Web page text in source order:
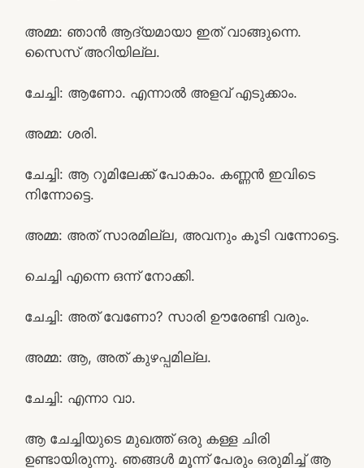
അമ്മ: ഞാൻ ആദ്യമായാ ഇത് വാങ്ങുന്നെ.
സൈസ് അറിയില്ല.
ചേച്ചി: ആണോ. എന്നാൽ അളവ് എടുക്കാം.
അമ്മ: ശരി.
ചേച്ചി: ആ റൂമിലേക്ക് പോകാം. കണ്ണൻ ഇവിടെ
നിന്നോട്ടെ.
അമ്മ: അത് സാരമില്ല, അവനും കൂടി വന്നോട്ടെ.
ചെച്ചി എന്നെ ഒന്ന് നോക്കി.
ചേച്ചി: അത് വേണോ? സാരി ഊരേണ്ടി വരും.
അമ്മ: ആ, അത് കുഴപ്പമില്ല.
ചേച്ചി: എന്നാ വാ.
ആ ചേച്ചിയുടെ മുഖത്ത് ഒരു കള്ള ചിരി
ഉണ്ടായിരുന്നു. ഞങ്ങൾ മൂന്ന് പേരും ഒരുമിച്ച് ആ